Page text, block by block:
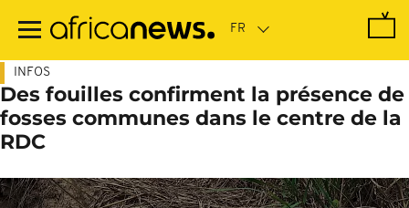
contenu
INFOS
Des fouilles confirment la présence de
fosses communes dans le centre de la
RDC